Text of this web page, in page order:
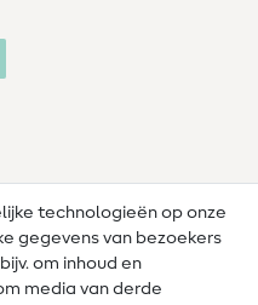
technologieën op onze
gegevens van bezoekers
om inhoud en
media van derde